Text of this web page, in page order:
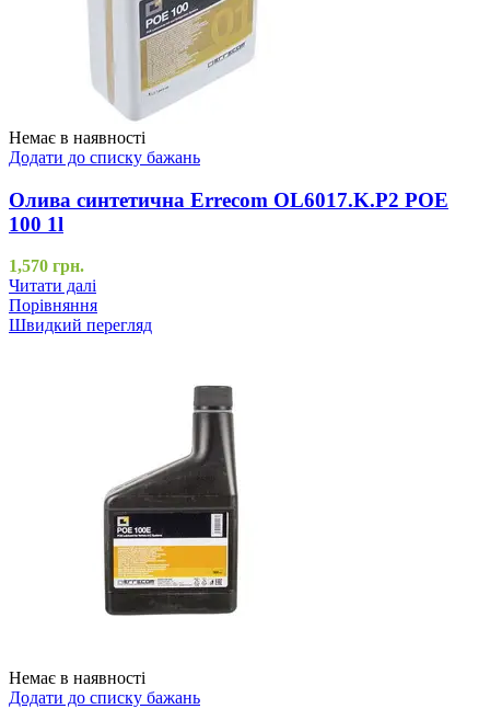
Немає в наявності
Додати до списку бажань
Олива синтетична Errecom OL6017.K.P2 POE
100 1l
1,570 грн.
Читати далі
Порівняння
Швидкий перегляд
Немає в наявності
Додати до списку бажань